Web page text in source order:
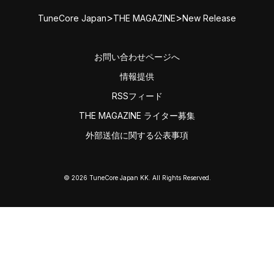
TuneCore Japan>THE MAGAZINE>New Release
お問い合わせページへ
情報提供
RSSフィード
THE MAGAZINE ライター募集
外部送信に関する公表事項
© 2026 TuneCore Japan KK. All Rights Reserved.